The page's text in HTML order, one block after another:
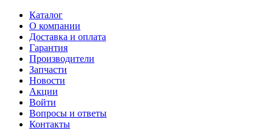
Каталог
О компании
Доставка и оплата
Гарантия
Производители
Запчасти
Новости
Акции
Войти
Вопросы и ответы
Контакты